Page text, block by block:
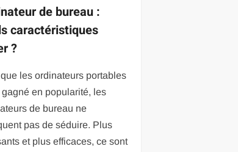
de bureau :
caractéristiques
?
les ordinateurs portables
en popularité, les
de bureau ne
pas de séduire. Plus
et plus efficaces, ce sont